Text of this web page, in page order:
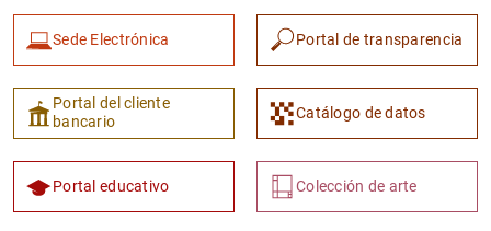
1 2
Sede Electrónica Portal de transparencia
Portal del cliente
bancario
Catálogo de datos
Portal educativo Colección de arte